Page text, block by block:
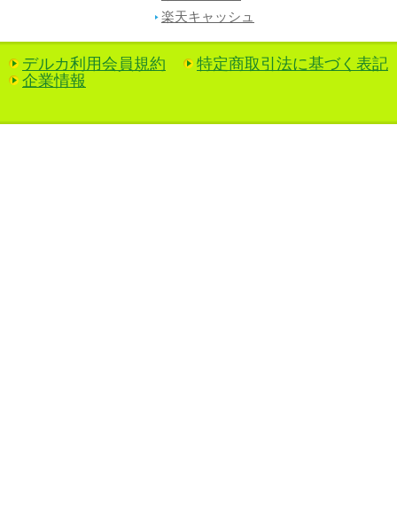
楽天キャッシュ
デルカ利用会員規約
特定商取引法に基づく表記
企業情報